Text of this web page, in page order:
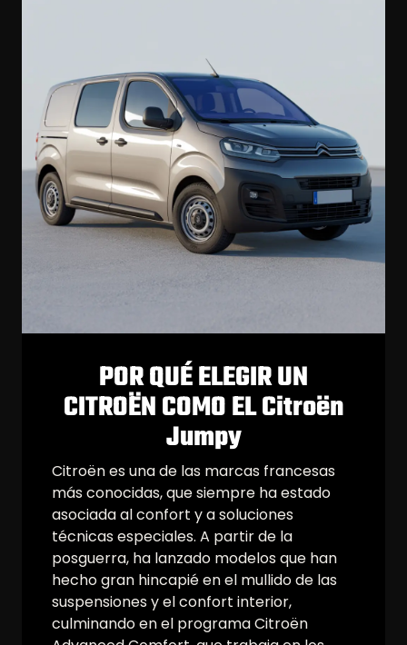
POR QUÉ ELEGIR UN
CITROËN COMO EL Citroën
Jumpy
Citroën es una de las marcas francesas
más conocidas, que siempre ha estado
asociada al confort y a soluciones
técnicas especiales. A partir de la
posguerra, ha lanzado modelos que han
hecho gran hincapié en el mullido de las
suspensiones y el confort interior,
culminando en el programa Citroën